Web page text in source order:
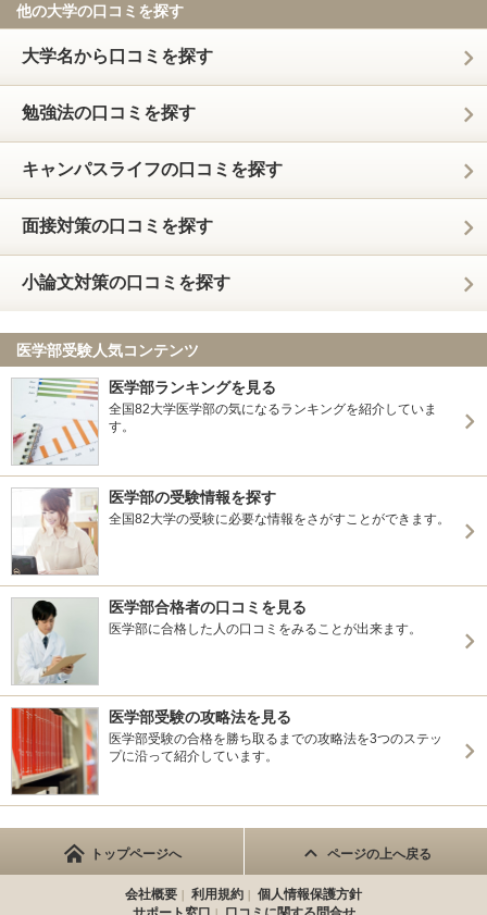
他の大学の口コミを探す
大学名から口コミを探す
勉強法の口コミを探す
キャンパスライフの口コミを探す
面接対策の口コミを探す
小論文対策の口コミを探す
医学部受験人気コンテンツ
医学部ランキングを見る
全国82大学医学部の気になるランキングを紹介していま
す。
医学部の受験情報を探す
全国82大学の受験に必要な情報をさがすことができます。
医学部合格者の口コミを見る
医学部に合格した人の口コミをみることが出来ます。
医学部受験の攻略法を見る
医学部受験の合格を勝ち取るまでの攻略法を3つのステッ
プに沿って紹介しています。
トップページへ ページの上へ戻る
会社概要 利用規約
個人情報保護方針